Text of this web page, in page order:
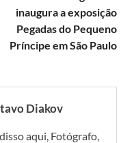
inaugura a exposição
Pegadas do Pequeno
Príncipe em São Paulo
Diakov
aqui, Fotógrafo,